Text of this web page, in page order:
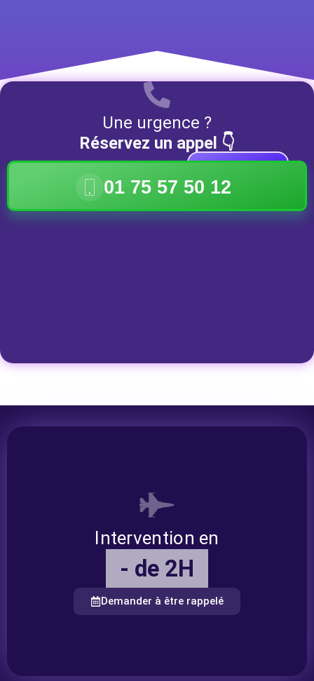
Une urgence ?
Réservez un appel 👇
01 75 57 50 12
DISPONIBLE
Intervention en
- de 2H
Demander à être rappelé